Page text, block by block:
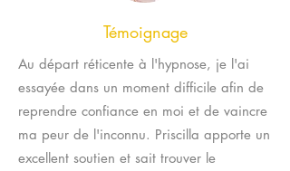
Témoignage
Au départ réticente à l'hypnose, je l'ai
essayée dans un moment difficile afin de
reprendre confiance en moi et de vaincre
ma peur de l'inconnu. Priscilla apporte un
excellent soutien et sait trouver le